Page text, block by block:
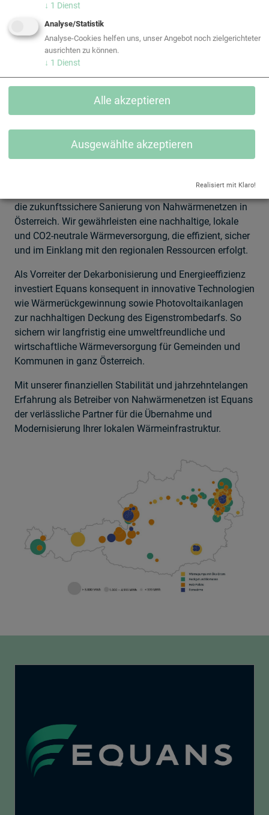
die zukunftssichere Sanierung von Nahwärmenetzen in
Österreich. Wir gewährleisten eine nachhaltige, lokale
und CO2-neutrale Wärmeversorgung, die effizient, sicher
und im Einklang mit den regionalen Ressourcen erfolgt.
Als Vorreiter der Dekarbonisierung und Energieeffizienz
investiert Equans konsequent in innovative Technologien
wie Wärmerückgewinnung sowie Photovoltaikanlagen
zur nachhaltigen Deckung des Eigenstrombedarfs. So
sichern wir langfristig eine umweltfreundliche und
wirtschaftliche Wärmeversorgung für Gemeinden und
Kommunen in ganz Österreich.
Mit unserer finanziellen Stabilität und jahrzehntelangen
Erfahrung als Betreiber von Nahwärmenetzen ist Equans
der verlässliche Partner für die Übernahme und
Modernisierung Ihrer lokalen Wärmeinfrastruktur.
↓ 1 Dienst
Analyse/Statistik
Analyse-Cookies helfen uns, unser Angebot noch zielgerichteter
ausrichten zu können.
↓ 1 Dienst
Ausgewählte akzeptieren
Alle akzeptieren
Realisiert mit Klaro!